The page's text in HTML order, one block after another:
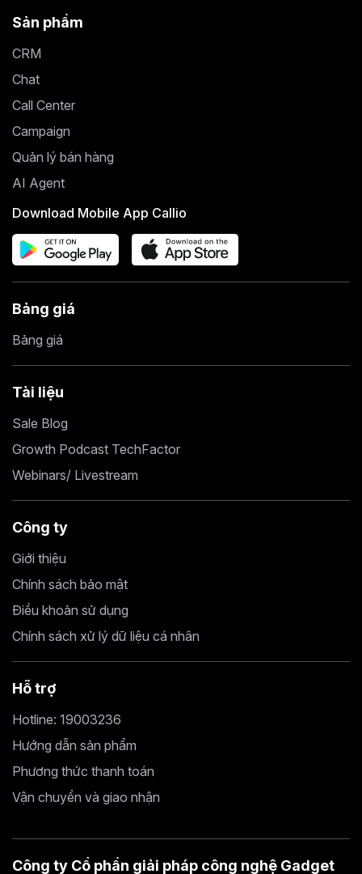
Sản phẩm
CRM
Chat
Call Center
Campaign
Quản lý bán hàng
AI Agent
Download Mobile App Callio
Bảng giá
Bảng giá
Tài liệu
Sale Blog
Growth Podcast TechFactor
Webinars/ Livestream
Công ty
Giới thiệu
Chính sách bảo mật
Điều khoản sử dụng
Chính sách xử lý dữ liệu cá nhân
Hỗ trợ
Hotline: 19003236
Hướng dẫn sản phẩm
Phương thức thanh toán
Vận chuyển và giao nhận
Công ty Cổ phần giải pháp công nghệ Gadget